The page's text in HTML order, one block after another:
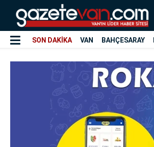
SON DAKİKA VAN BAHÇESARAY